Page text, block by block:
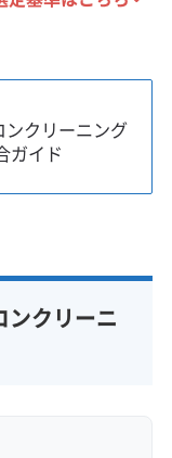
クリーニング
ガイド
ンクリーニ